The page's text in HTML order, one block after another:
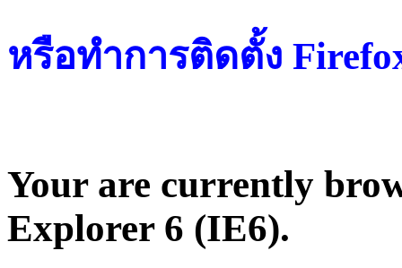
หรือทำการติดตั้ง
Your are currently
Explorer 6 (IE6).